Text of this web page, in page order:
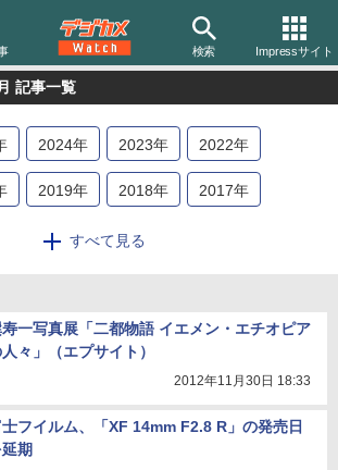
検索 Impressサイト
記事一覧
2024年 2023年 2022年
2019年 2018年 2017年
2014年 2013
2004年
すべて見る
一写真展「二都物語 イエメン・エチオピア
々」（エプサイト）
2012年11月30日 18:33
フイルム、「XF 14mm F2.8 R」の発売日
期